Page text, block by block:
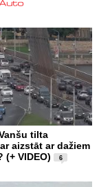
tilta
aizstāt ar dažiem
(+ VIDEO)
6